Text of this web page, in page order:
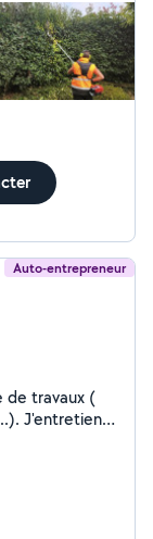
Auto-entrepreneur
de travaux (
fait aussi